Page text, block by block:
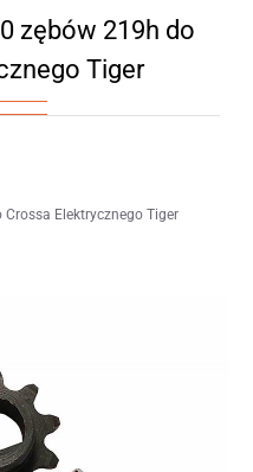
zębów 219h do
Tiger
Elektrycznego Tiger